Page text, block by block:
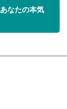
なたの本気